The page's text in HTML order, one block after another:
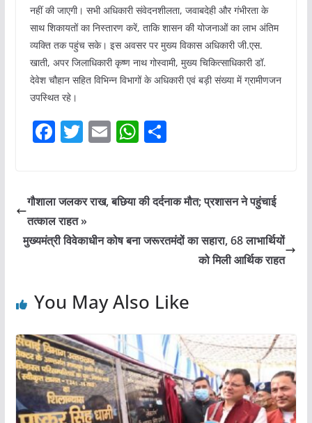
नहीं की जाएगी। सभी अधिकारी संवेदनशीलता, जवाबदेही और गंभीरता के
साथ शिकायतों का निस्तारण करें, ताकि शासन की योजनाओं का लाभ अंतिम
व्यक्ति तक पहुंच सके। इस अवसर पर मुख्य विकास अधिकारी जी.एस.
खाती, अपर जिलाधिकारी कृष्ण नाथ गोस्वामी, मुख्य चिकित्साधिकारी डॉ.
देवेश चौहान सहित विभिन्न विभागों के अधिकारी एवं बड़ी संख्या में ग्रामीणजन
उपस्थित रहे।
F
e
b
o
T
er
E
l
W
s
p
S
e
गौशाला जलकर राख, बछिया की दर्दनाक मौत; प्रशासन ने पहुंचाई
तत्काल राहत »
मुख्यमंत्री विवेकाधीन कोष बना जरूरतमंदों का सहारा, 68 लाभार्थियों
को मिली आर्थिक राहत
You May Also Like